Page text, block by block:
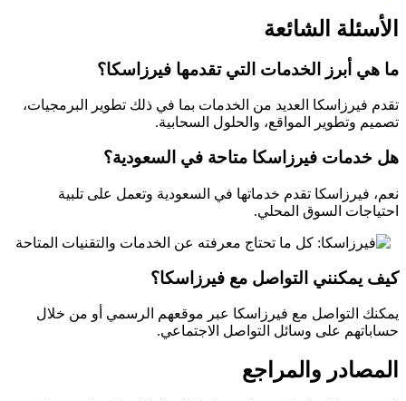
الأسئلة الشائعة
ما هي أبرز الخدمات التي تقدمها فيرزاسكا؟
تقدم فيرزاسكا العديد من الخدمات بما في ذلك تطوير البرمجيات،
تصميم وتطوير المواقع، والحلول السحابية.
هل خدمات فيرزاسكا متاحة في السعودية؟
نعم، فيرزاسكا تقدم خدماتها في السعودية وتعمل على تلبية
احتياجات السوق المحلي.
كيف يمكنني التواصل مع فيرزاسكا؟
يمكنك التواصل مع فيرزاسكا عبر موقعهم الرسمي أو من خلال
حساباتهم على وسائل التواصل الاجتماعي.
المصادر والمراجع